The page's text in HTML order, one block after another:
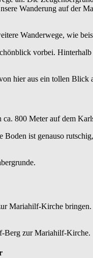
Wanderung auf der
Wanderwege, wie
vorbei.
hier aus ein tollen Blick
800 Meter auf dem
Boden ist genauso
Mariahilf-Kirche
Berg zur Mariahilf-Kirche.